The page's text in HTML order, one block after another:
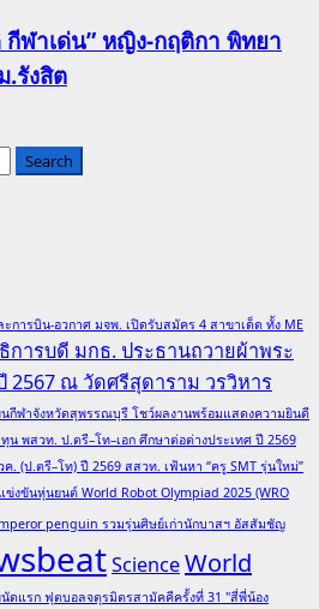
กีฬาเด่น” หญิง-กฤติกา พิทยา
.รังสิต
การบิน-อวกาศ มจพ. เปิดรับสมัคร 4 สาขาเด็ด ทั้ง ME
การบดี มกธ. ประธานถวายผ้าพระ
2567 ณ วัดศรีสุดาราม วรวิหาร
กีฬาจังหวัดสุพรรณบุรี โชว์ผลงานพร้อมแสดงความยินดี
น พสวท. ป.ตรี–โท–เอก ศึกษาต่อต่างประเทศ ปี 2569
. (ป.ตรี–โท) ปี 2569 สสวท. เฟ้นหา “ครู SMT รุ่นใหม่”
งขันหุ่นยนต์ World Robot Olympiad 2025 (WRO
penguin รวมรุ่นศิษย์เก่านักบาสฯ อัสสัมชัญ
ScienceWorld
ดแรก ฟุตบอลจตุรมิตรสามัคคีครั้งที่ 31 "สี่พี่น้อง